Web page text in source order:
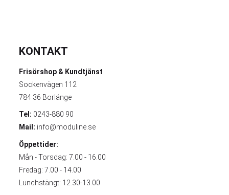
KONTAKT
Frisörshop & Kundtjänst
Sockenvägen 112
784 36 Borlänge
Tel: 0243-880 90
Mail: info@moduline.se
Öppettider:
Mån - Torsdag: 7.00 - 16.00
Fredag: 7.00 - 14.00
Lunchstängt: 12.30-13.00